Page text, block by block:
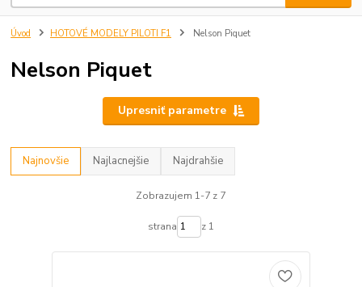
Úvod HOTOVÉ MODELY PILOTI F1 Nelson Piquet
Nelson Piquet
Upresniť parametre
Najnovšie Najlacnejšie Najdrahšie
Zobrazujem 1-7 z 7
strana z 1